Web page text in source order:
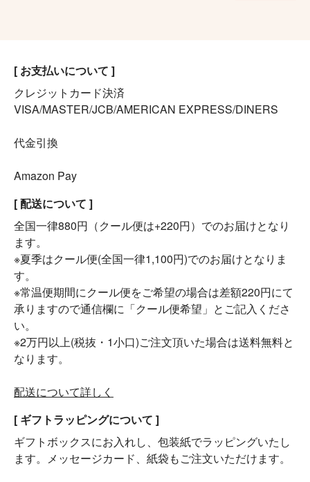
[ お支払いについて ]
クレジットカード決済
VISA/MASTER/JCB/AMERICAN EXPRESS/DINERS
代金引換
Amazon Pay
[ 配送について ]
全国一律880円（クール便は+220円）でのお届けとなり
ます。
※夏季はクール便(全国一律1,100円)でのお届けとなりま
す。
※常温便期間にクール便をご希望の場合は差額220円にて
承りますので通信欄に「クール便希望」とご記入くださ
い。
※2万円以上(税抜・1小口)ご注文頂いた場合は送料無料と
なります。
配送について詳しく
[ ギフトラッピングについて ]
ギフトボックスにお入れし、包装紙でラッピングいたし
ます。メッセージカード、紙袋もご注文いただけます。